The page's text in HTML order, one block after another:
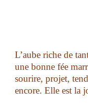
L’aube riche de
une bonne fée
sourire, projet,
encore. Elle est la